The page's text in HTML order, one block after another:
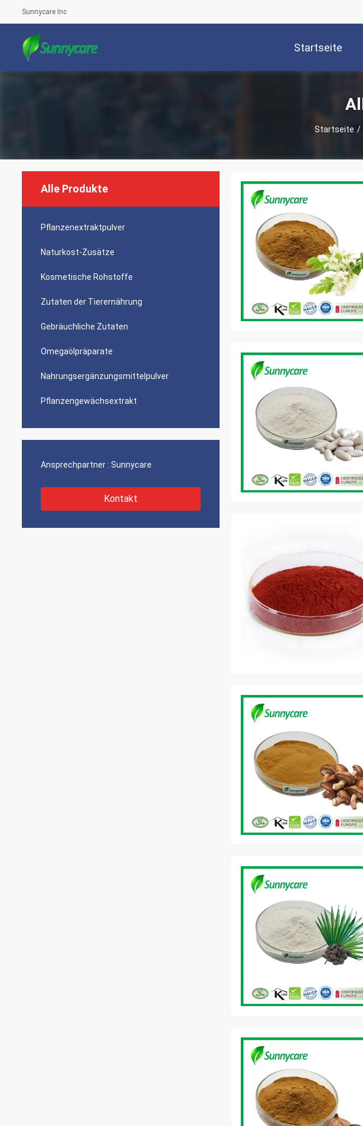
Sunnycare Inc
Startseite
Startseite /
Alle Produkte
Pflanzenextraktpulver
Naturkost-Zusätze
Kosmetische Rohstoffe
Zutaten der Tierernährung
Gebräuchliche Zutaten
Omegaölpräparate
Nahrungsergänzungsmittelpulver
Pflanzengewächsextrakt
Ansprechpartner : Sunnycare
Kontakt